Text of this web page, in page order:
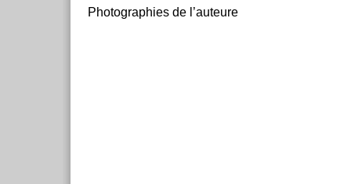
Photographies de l’auteure